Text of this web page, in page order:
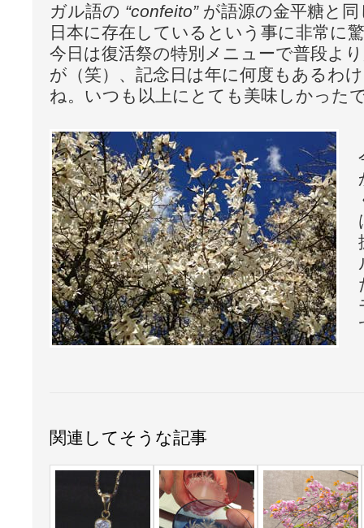
ガル語の “confeito”が語源の金平糖と
日本に存在しているという事に非常に
今日は復活祭の特別メニューで普段よ
が（笑）、記念日は年に何度もあるわ
ね。いつも以上にとても美味しかった
関連してそうな記事